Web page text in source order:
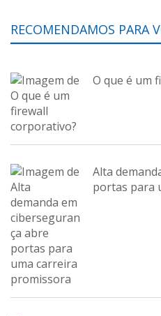
RECOMENDAMOS PARA
O que é um
Alta
portas para